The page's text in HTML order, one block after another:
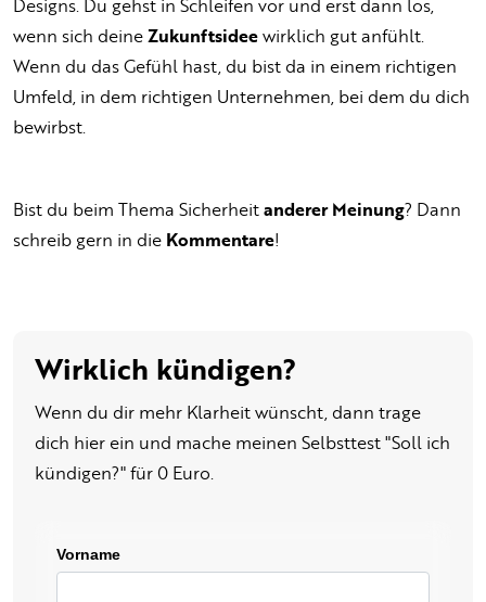
wenn sich deineZukunftsideewirklich gut anfühlt.
Wenn du das Gefühl hast, du bist da in einem richtigen
Umfeld, in dem richtigen Unternehmen, bei dem du dich
bewirbst.
Bist du beim Thema Sicherheitanderer Meinung? Dann
schreib gern in die Kommentare!
Wirklich kündigen?
Wenn du dir mehr Klarheit wünscht, dann trage
dich hier ein und mache meinen Selbsttest "Soll ich
kündigen?" für 0 Euro.
Vorname